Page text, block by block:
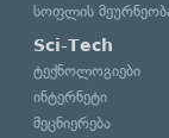
სოფლის
Sci-Tech
ტექნოლოგიები
ინტერნეტი
მეცნიერება